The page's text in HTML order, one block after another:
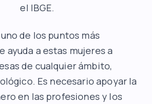
el IBGE.
de los puntos más
ayuda a estas mujeres a
de cualquier ámbito,
Es necesario apoyar la
en las profesiones y los